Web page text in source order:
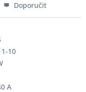
Doporučit
10
A